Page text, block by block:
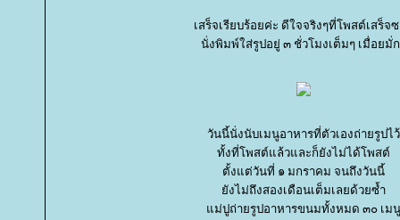
เสร็จเรียบร้อยค่ะ ดีใจจริงๆที่โพสต์เสร็จ
นั่งพิมพ์ใส่รูปอยู่ ๓ ชั่วโมงเต็มๆ เมื่อยมั่
วันนี้นั่งนับเมนูอาหารที่ตัวเองถ่ายรูปไว้
ทั้งที่โพสต์แล้วและก็ยังไม่ได้โพสต์
ตั้งแต่วันที่ ๑ มกราคม จนถึงวันนี้
ังไม่ถึงสองเดือนเต็มเลยด้วยซ้ำ
ม่ปูถ่ายรูปอาหารขนมทั้งหมด ๓๐ เมนู